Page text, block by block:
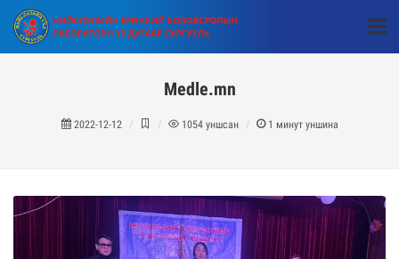
Medle.mn
2022-12-12 1054 уншсан 1 минут уншина